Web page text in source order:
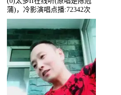
蒲)，冷影演唱点播:72342次